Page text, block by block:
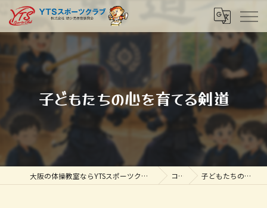
子どもたちの心を育てる剣道
大阪の体操教室ならYTSスポーツクラブ 株式会社幼少児体育振興会 コラム 子どもたちの心を育てる剣道